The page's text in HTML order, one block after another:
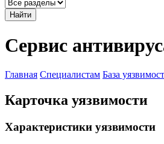
Найти
Сервис
Главная Специалистам База
Карточка уязвимости
Характеристики уязвимости